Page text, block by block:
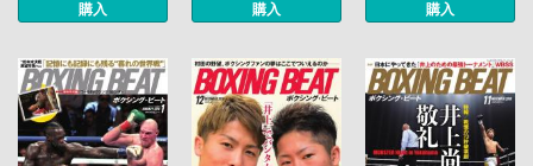
購入 購入 購入